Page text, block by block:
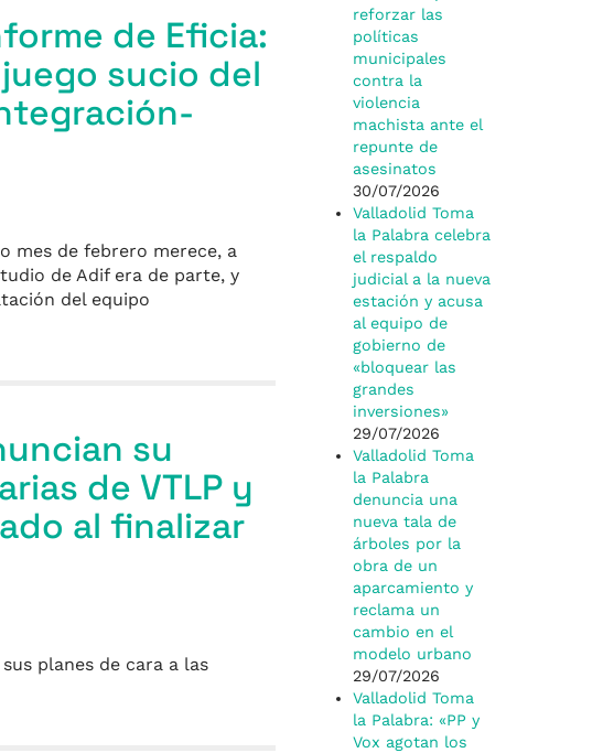
de Eficia:
sucio del
mes de febrero merece, a
de Adif era de parte, y
del equipo
su
de VTLP y
al finalizar
planes de cara a las
reforzar las
políticas
municipales
contra la
violencia
machista ante el
repunte de
asesinatos
30/07/2026
Valladolid Toma
la Palabra celebra
el respaldo
judicial a la nueva
estación y acusa
al equipo de
gobierno de
«bloquear las
grandes
inversiones»
29/07/2026
Valladolid Toma
la Palabra
denuncia una
nueva tala de
árboles por la
obra de un
aparcamiento y
reclama un
cambio en el
modelo urbano
29/07/2026
Valladolid Toma
la Palabra: «PP y
Vox agotan los